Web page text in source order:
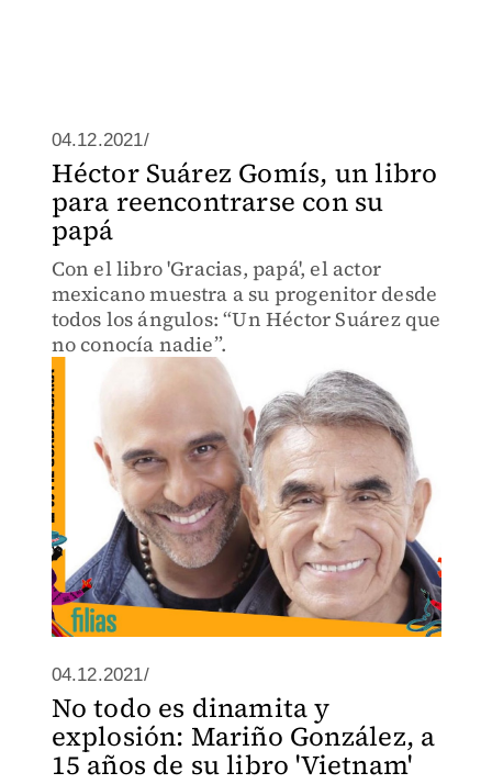
04.12.2021/
Héctor Suárez Gomís, un libro
para reencontrarse con su
papá
Con el libro 'Gracias, papá', el actor
mexicano muestra a su progenitor desde
todos los ángulos: “Un Héctor Suárez que
no conocía nadie”.
04.12.2021/
No todo es dinamita y
explosión: Mariño González, a
15 años de su libro 'Vietnam'